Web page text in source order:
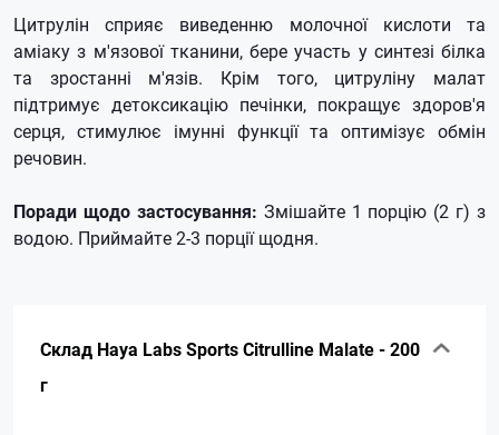
Цитрулін сприяє виведенню молочної кислоти та
аміаку з м'язової тканини, бере участь у синтезі білка
та зростанні м'язів. Крім того, цитруліну малат
підтримує детоксикацію печінки, покращує здоров'я
серця, стимулює імунні функції та оптимізує обмін
речовин.
Поради щодо застосування: Змішайте 1 порцію (2 г) з
водою. Приймайте 2-3 порції щодня.
Склад Haya Labs Sports Citrulline Malate - 200
г